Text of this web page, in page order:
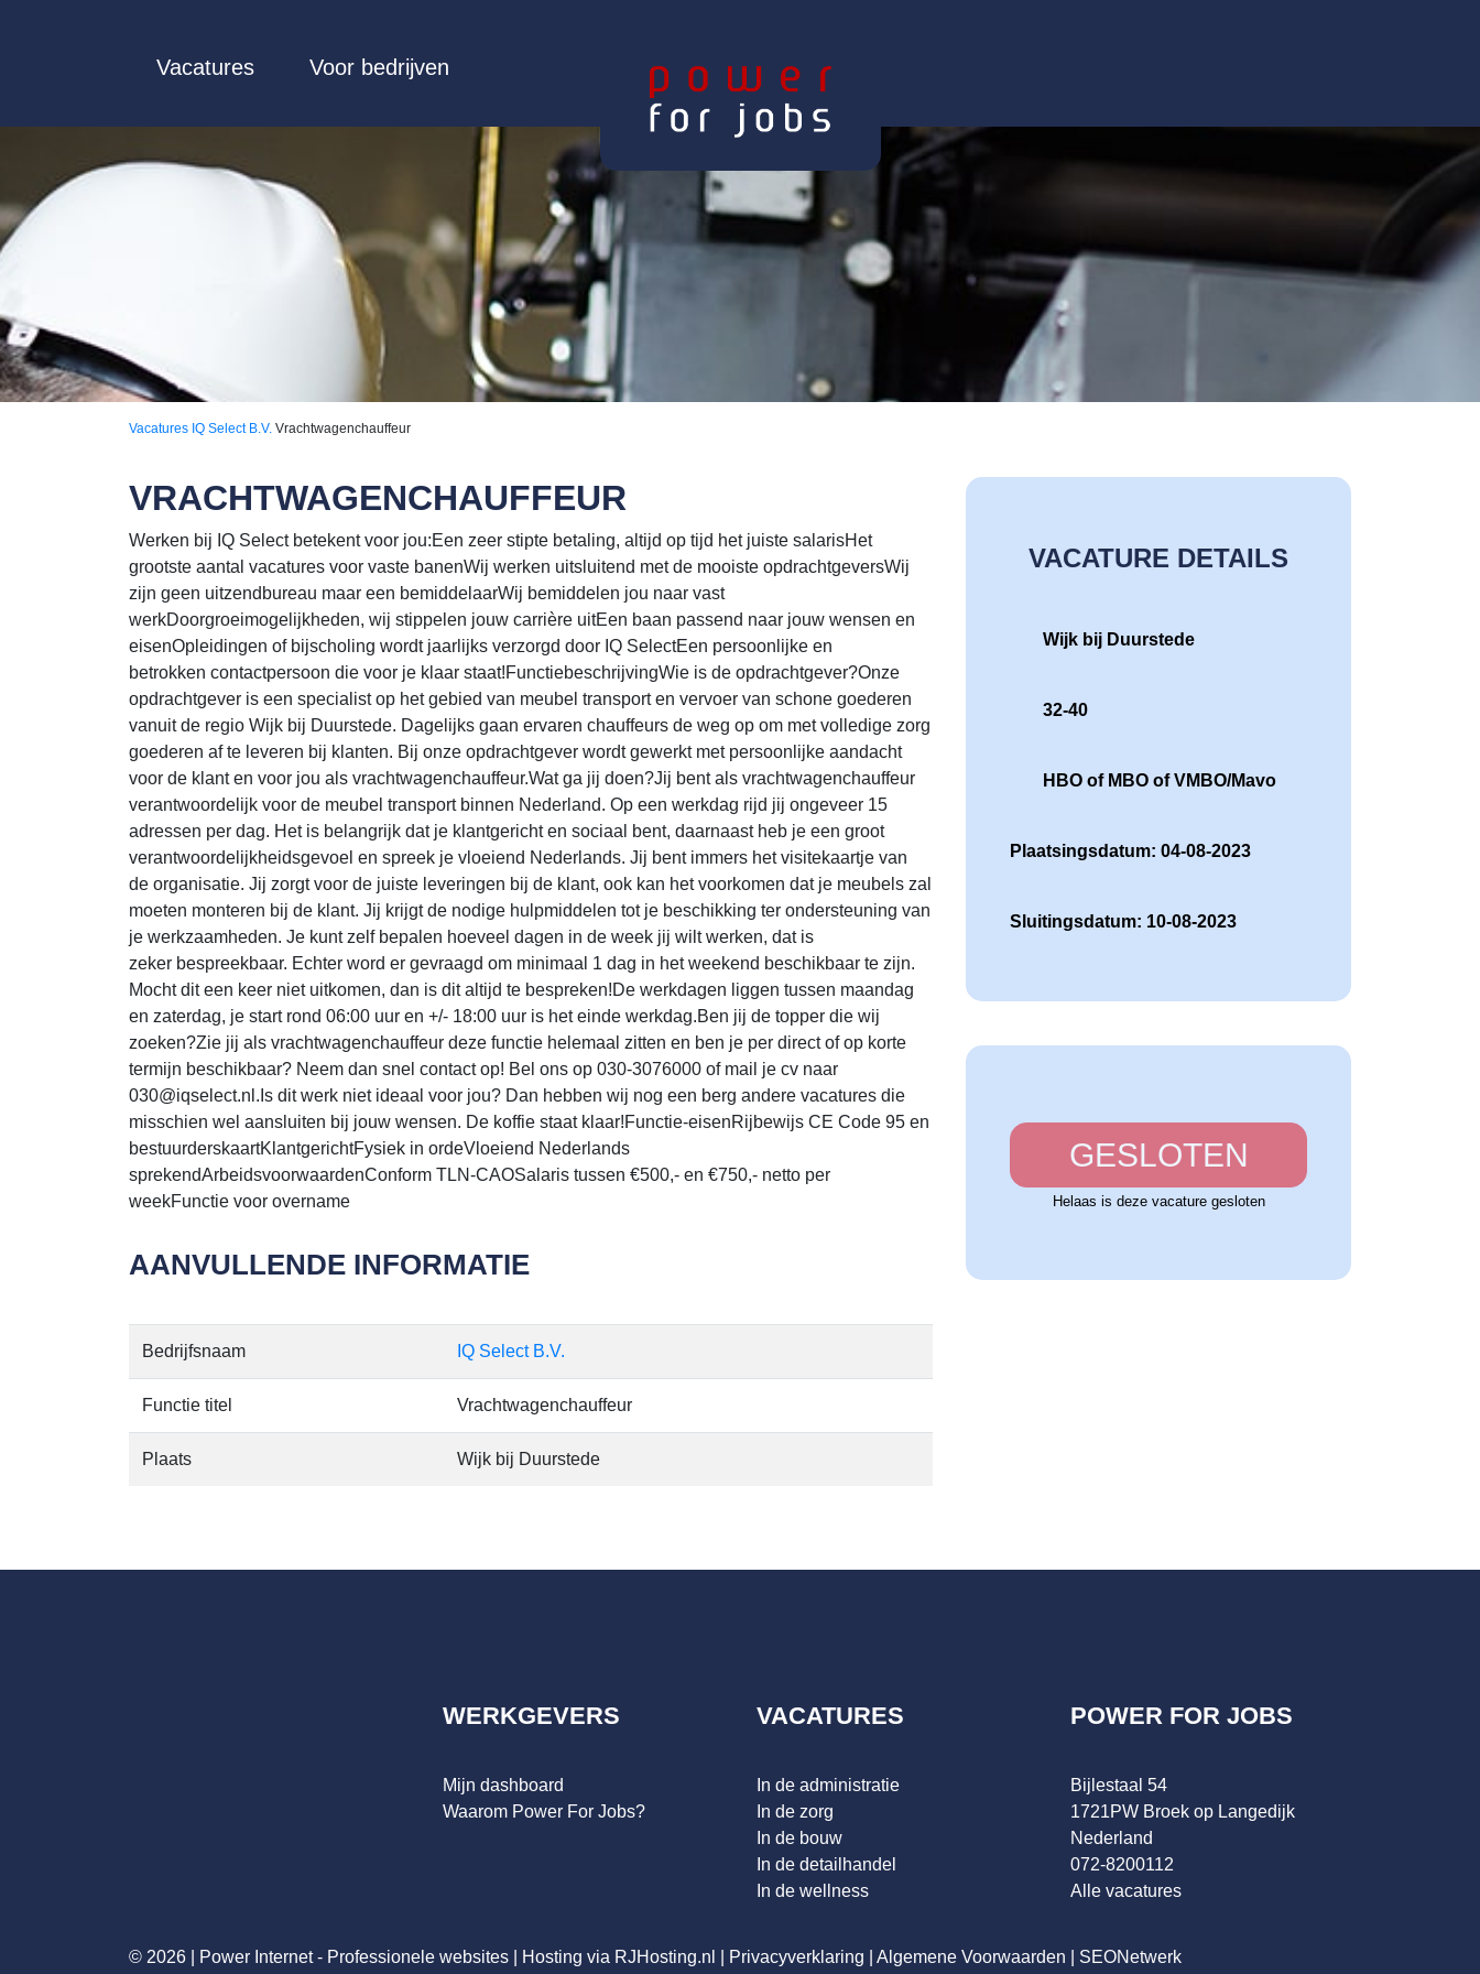
Vacatures Voor bedrijven
Vacatures IQ Select B.V. Vrachtwagenchauffeur
VRACHTWAGENCHAUFFEUR
Werken bij IQ Select betekent voor jou:Een zeer stipte betaling, altijd op tijd het juiste salarisHet
grootste aantal vacatures voor vaste banenWij werken uitsluitend met de mooiste opdrachtgeversWij
zijn geen uitzendbureau maar een bemiddelaarWij bemiddelen jou naar vast
werkDoorgroeimogelijkheden, wij stippelen jouw carrière uitEen baan passend naar jouw wensen en
eisenOpleidingen of bijscholing wordt jaarlijks verzorgd door IQ SelectEen persoonlijke en
betrokken contactpersoon die voor je klaar staat!FunctiebeschrijvingWie is de opdrachtgever?Onze
opdrachtgever is een specialist op het gebied van meubel transport en vervoer van schone goederen
vanuit de regio Wijk bij Duurstede. Dagelijks gaan ervaren chauffeurs de weg op om met volledige zorg
goederen af te leveren bij klanten. Bij onze opdrachtgever wordt gewerkt met persoonlijke aandacht
voor de klant en voor jou als vrachtwagenchauffeur.Wat ga jij doen?Jij bent als vrachtwagenchauffeur
verantwoordelijk voor de meubel transport binnen Nederland. Op een werkdag rijd jij ongeveer 15
adressen per dag. Het is belangrijk dat je klantgericht en sociaal bent, daarnaast heb je een groot
verantwoordelijkheidsgevoel en spreek je vloeiend Nederlands. Jij bent immers het visitekaartje van
de organisatie. Jij zorgt voor de juiste leveringen bij de klant, ook kan het voorkomen dat je meubels zal
moeten monteren bij de klant. Jij krijgt de nodige hulpmiddelen tot je beschikking ter ondersteuning van
je werkzaamheden. Je kunt zelf bepalen hoeveel dagen in de week jij wilt werken, dat is
zeker bespreekbaar. Echter word er gevraagd om minimaal 1 dag in het weekend beschikbaar te zijn.
Mocht dit een keer niet uitkomen, dan is dit altijd te bespreken!De werkdagen liggen tussen maandag
en zaterdag, je start rond 06:00 uur en +/- 18:00 uur is het einde werkdag.Ben jij de topper die wij
zoeken?Zie jij als vrachtwagenchauffeur deze functie helemaal zitten en ben je per direct of op korte
termijn beschikbaar? Neem dan snel contact op! Bel ons op 030-3076000 of mail je cv naar
030@iqselect.nl.Is dit werk niet ideaal voor jou? Dan hebben wij nog een berg andere vacatures die
misschien wel aansluiten bij jouw wensen. De koffie staat klaar!Functie-eisenRijbewijs CE Code 95 en
bestuurderskaartKlantgerichtFysiek in ordeVloeiend Nederlands
sprekendArbeidsvoorwaardenConform TLN-CAOSalaris tussen €500,- en €750,- netto per
weekFunctie voor overname
AANVULLENDE INFORMATIE
Bedrijfsnaam IQ Select B.V.
Functie titel Vrachtwagenchauffeur
Plaats Wijk bij Duurstede
VACATURE DETAILS
Wijk bij Duurstede
32-40
HBO of MBO of VMBO/Mavo
Plaatsingsdatum: 04-08-2023
Sluitingsdatum: 10-08-2023
GESLOTEN
Helaas is deze vacature gesloten
WERKGEVERS
Mijn dashboard
Waarom Power For Jobs?
VACATURES
In de administratie
In de zorg
In de bouw
In de detailhandel
In de wellness
POWER FOR JOBS
Bijlestaal 54
1721PW Broek op Langedijk
Nederland
072-8200112
Alle vacatures
© 2026 | Power Internet - Professionele websites Hosting via RJHosting.nl Privacyverklaring Algemene Voorwaarden
SEONetwerk